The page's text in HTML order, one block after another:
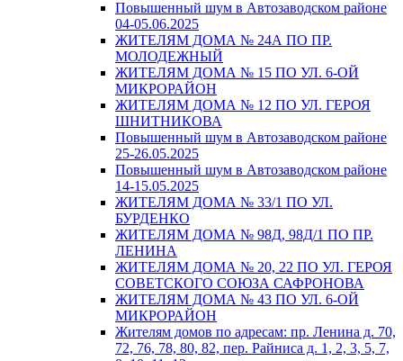
Повышенный шум в Автозаводском районе
04-05.06.2025
ЖИТЕЛЯМ ДОМА № 24А ПО ПР.
МОЛОДЕЖНЫЙ
ЖИТЕЛЯМ ДОМА № 15 ПО УЛ. 6-ОЙ
МИКРОРАЙОН
ЖИТЕЛЯМ ДОМА № 12 ПО УЛ. ГЕРОЯ
ШНИТНИКОВА
Повышенный шум в Автозаводском районе
25-26.05.2025
Повышенный шум в Автозаводском районе
14-15.05.2025
ЖИТЕЛЯМ ДОМА № 33/1 ПО УЛ.
БУРДЕНКО
ЖИТЕЛЯМ ДОМА № 98Д, 98Д/1 ПО ПР.
ЛЕНИНА
ЖИТЕЛЯМ ДОМА № 20, 22 ПО УЛ. ГЕРОЯ
СОВЕТСКОГО СОЮЗА САФРОНОВА
ЖИТЕЛЯМ ДОМА № 43 ПО УЛ. 6-ОЙ
МИКРОРАЙОН
Жителям домов по адресам: пр. Ленина д. 70,
72, 76, 78, 80, 82, пер. Райниса д. 1, 2, 3, 5, 7,